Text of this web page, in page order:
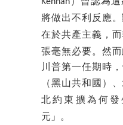
將做出不利反應
在於共產主義，
張毫無必要。然
川普第一任期時
（黑山共和國）
北約東擴為何
元」。